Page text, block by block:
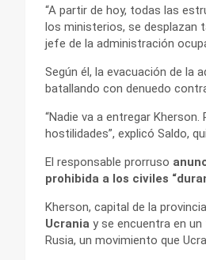
“A partir de hoy, todas las
los ministerios, se desplazan
jefe de la administración
Según él, la evacuación de la
batallando con denuedo
“Nadie va a entregar
hostilidades”, explicó Saldo,
El responsable prorruso
prohibida a los civiles
Kherson, capital de la
Ucrania y se encuentra en
Rusia, un movimiento que